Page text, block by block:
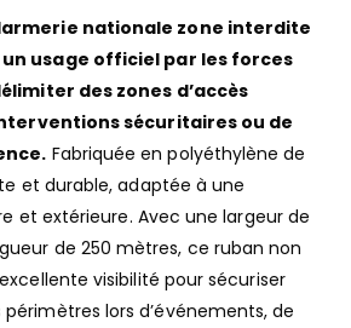
nationale zone interdite
usage officiel par les forces
des zones d’accès
sécuritaires ou de
Fabriquée en polyéthylène de
et durable, adaptée à une
et extérieure. Avec une largeur de
de 250 mètres, ce ruban non
visibilité pour sécuriser
lors d’événements, de